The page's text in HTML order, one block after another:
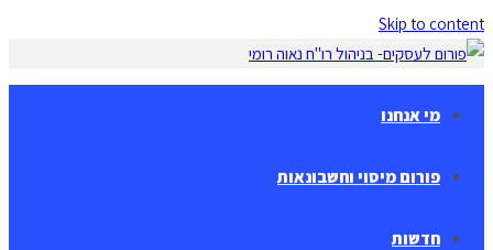
Skip to content
מי אנחנו
פורום מיסוי וחשבונאות
חדשות